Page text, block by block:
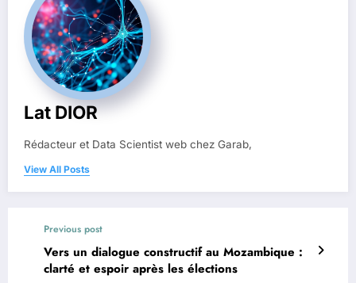
Lat DIOR
Rédacteur et Data Scientist web chez Garab,
View All Posts
Previous post
Vers un dialogue constructif au Mozambique :
clarté et espoir après les élections